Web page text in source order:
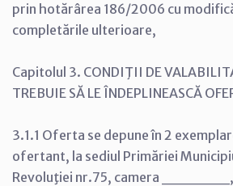
prin hotărârea 186/2006 cu
completările ulterioare,
Capitolul 3. CONDIŢII DE
TREBUIE SĂ LE ÎNDEPLINEASCĂ
3.1.1 Oferta se depune în 2
ofertant, la sediul Primăriei
Revoluţiei nr.75, camera ______,